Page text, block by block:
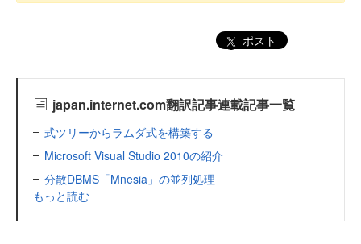
ポスト
japan.internet.com翻訳記事連載記事一覧
式ツリーからラムダ式を構築する
Microsoft Visual Studio 2010の紹介
分散DBMS「Mnesia」の並列処理
もっと読む